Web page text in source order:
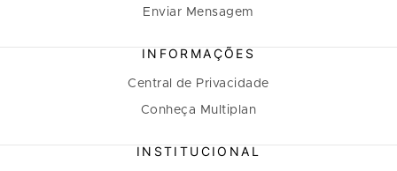
Enviar Mensagem
INFORMAÇÕES
Central de Privacidade
Conheça Multiplan
INSTITUCIONAL